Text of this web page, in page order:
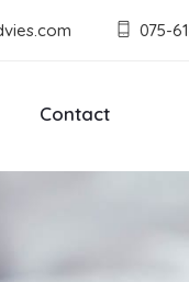
075-
Contact